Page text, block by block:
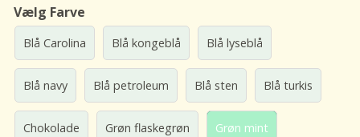
Vælg Farve
Blå Carolina Blå kongeblå Blå lyseblå
Blå navy Blå petroleum Blå sten Blå turkis
Chokolade Grøn flaskegrøn Grøn mint